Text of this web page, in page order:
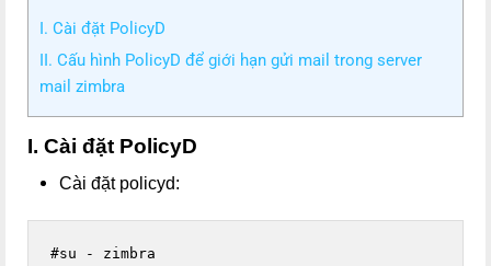
I. Cài đặt PolicyD
II. Cấu hình PolicyD để giới hạn gửi mail trong server
mail zimbra
I. Cài đặt PolicyD
Cài đặt policyd:
#su - zimbra